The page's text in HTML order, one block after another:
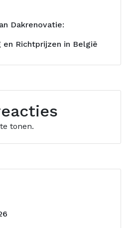
Dakrenovatie:
en Richtprijzen in België
tonen.